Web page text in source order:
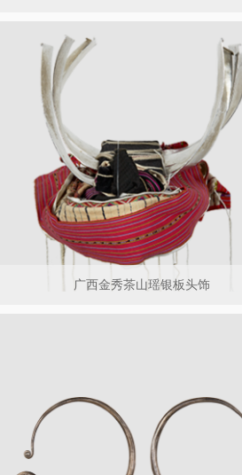
广西金秀茶山瑶银板头饰